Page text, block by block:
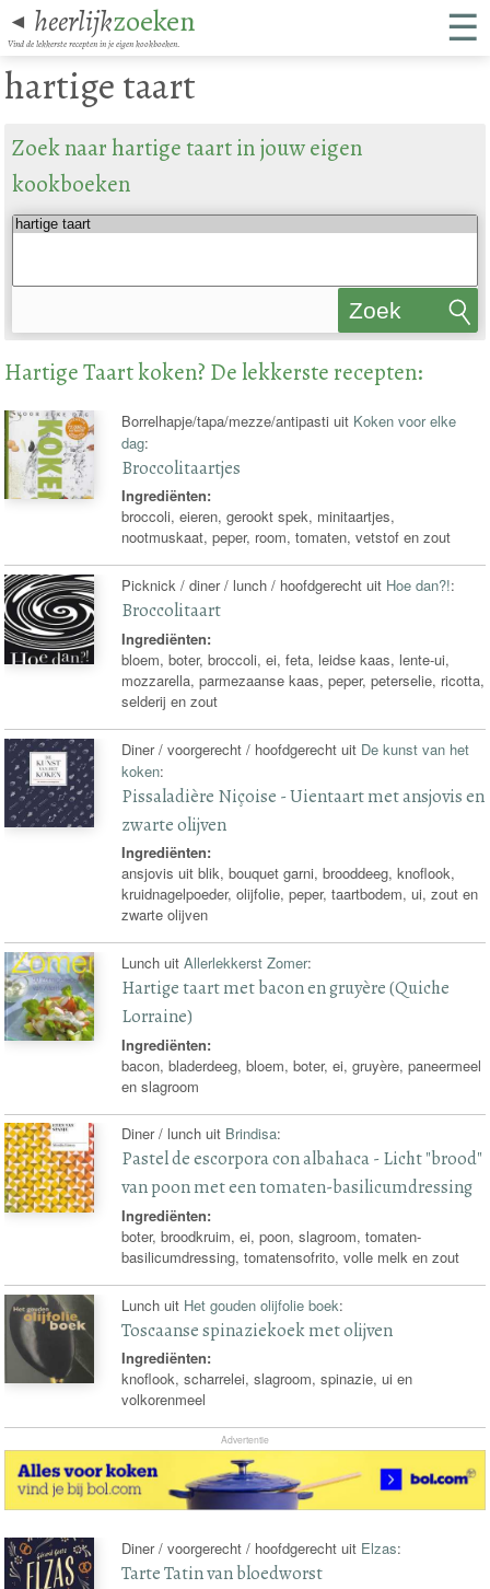
◄ heerlijkzoeken
Vind de lekkerste recepten in je eigen kookboeken. ☰
hartige taart
Zoek naar hartige taart in jouw eigen
kookboeken
Zoek
Hartige Taart koken? De lekkerste recepten:
Borrelhapje/tapa/mezze/antipasti uit Koken voor elke
dag:
Broccolitaartjes
Ingrediënten:
broccoli, eieren, gerookt spek, minitaartjes,
nootmuskaat, peper, room, tomaten, vetstof en zout
Picknick / diner / lunch / hoofdgerecht uit Hoe dan?!:
Broccolitaart
Ingrediënten:
bloem, boter, broccoli, ei, feta, leidse kaas, lente-ui,
mozzarella, parmezaanse kaas, peper, peterselie, ricotta,
selderij en zout
Diner / voorgerecht / hoofdgerecht uit De kunst van het
koken:
Pissaladière Niçoise - Uientaart met ansjovis en
zwarte olijven
Ingrediënten:
ansjovis uit blik, bouquet garni, brooddeeg, knoflook,
kruidnagelpoeder, olijfolie, peper, taartbodem, ui, zout en
zwarte olijven
Lunch uitAllerlekkerst Zomer:
Hartige taart met bacon en gruyère (Quiche
Lorraine)
Ingrediënten:
bacon, bladerdeeg, bloem, boter, ei, gruyère, paneermeel
en slagroom
Diner / lunch uit Brindisa:
Pastel de escorpora con albahaca - Licht "brood"
van poon met een tomaten-basilicumdressing
Ingrediënten:
boter, broodkruim, ei, poon, slagroom, tomaten-
basilicumdressing, tomatensofrito, volle melk en zout
Lunch uit Het gouden olijfolie boek:
Toscaanse spinaziekoek met olijven
Ingrediënten:
knoflook, scharrelei, slagroom, spinazie, ui en
volkorenmeel
Advertentie
Diner / voorgerecht / hoofdgerecht uit Elzas:
Tarte Tatin van bloedworst